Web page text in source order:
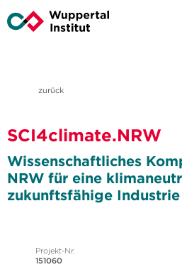
zurück
SCI4climate.NRW
Wissenschaftliches
NRW für eine
zukunftsfähige Industrie
Projekt-Nr.
151060